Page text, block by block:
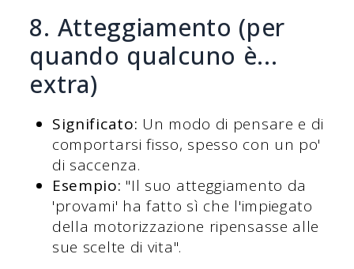
8. Atteggiamento (per
quando qualcuno è...
extra)
Significato: Un modo di pensare e di
comportarsi fisso, spesso con un po'
di saccenza.
Esempio: "Il suo atteggiamento da
'provami' ha fatto sì che l'impiegato
della motorizzazione ripensasse alle
sue scelte di vita".